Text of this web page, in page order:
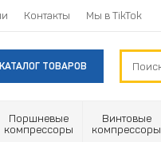
Контакты Мы в TikTok
КАТАЛОГ ТОВАРОВ
Поршневые
компрессоры
Винтовые
компрессоры